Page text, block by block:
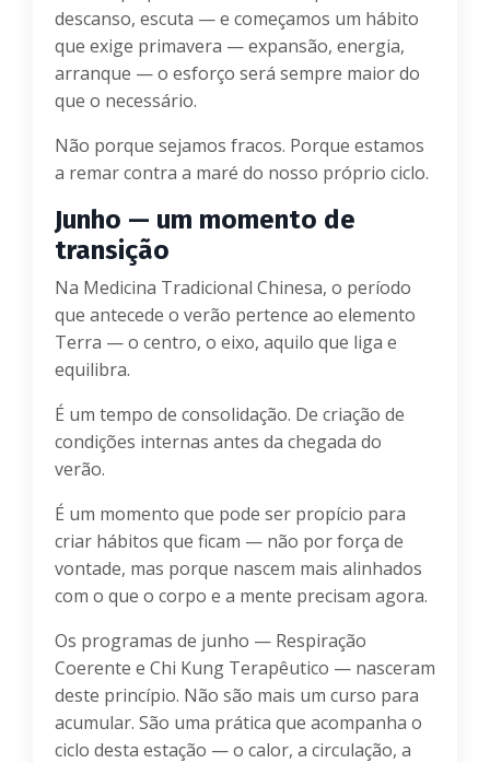
descanso, escuta — e começamos um hábito
que exige primavera — expansão, energia,
arranque — o esforço será sempre maior do
que o necessário.
Não porque sejamos fracos. Porque estamos
a remar contra a maré do nosso próprio ciclo.
Junho — um momento de
transição
Na Medicina Tradicional Chinesa, o período
que antecede o verão pertence ao elemento
Terra — o centro, o eixo, aquilo que liga e
equilibra.
É um tempo de consolidação. De criação de
condições internas antes da chegada do
verão.
É um momento que pode ser propício para
criar hábitos que ficam — não por força de
vontade, mas porque nascem mais alinhados
com o que o corpo e a mente precisam agora.
Os programas de junho — Respiração
Coerente e Chi Kung Terapêutico — nasceram
deste princípio. Não são mais um curso para
acumular. São uma prática que acompanha o
ciclo desta estação — o calor, a circulação, a